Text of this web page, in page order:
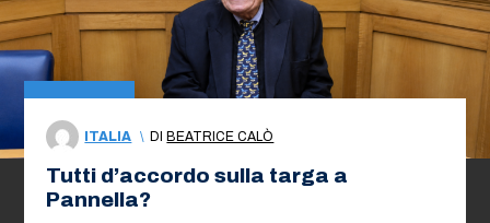
ITALIA \ DIBEATRICE CALÒ
Tutti d’accordo sulla targa a
Pannella?